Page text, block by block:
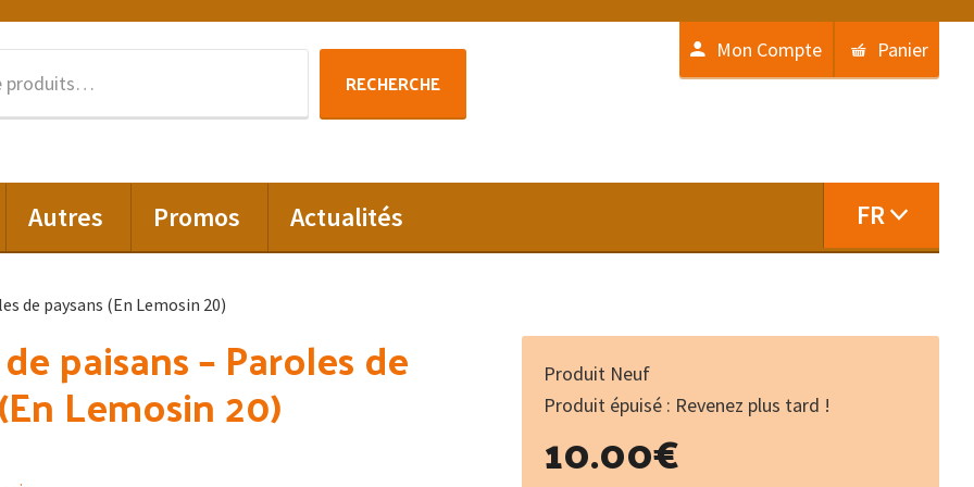
RECHERCHE
Mon Compte Panier
Autres Promos Actualités FR
de paysans (En Lemosin 20)
paisans – Paroles de
Lemosin 20)
Produit Neuf
Produit épuisé : Revenez plus tard !
10.00€